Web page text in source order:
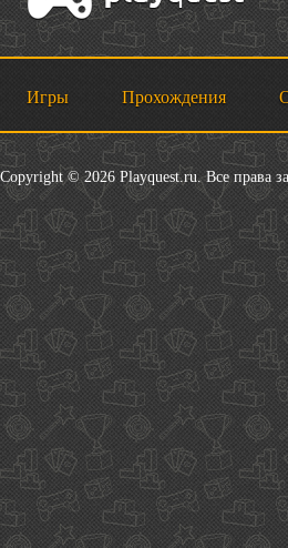
Игры Прохождения
Copyright © 2026 Playquest.ru. Все права